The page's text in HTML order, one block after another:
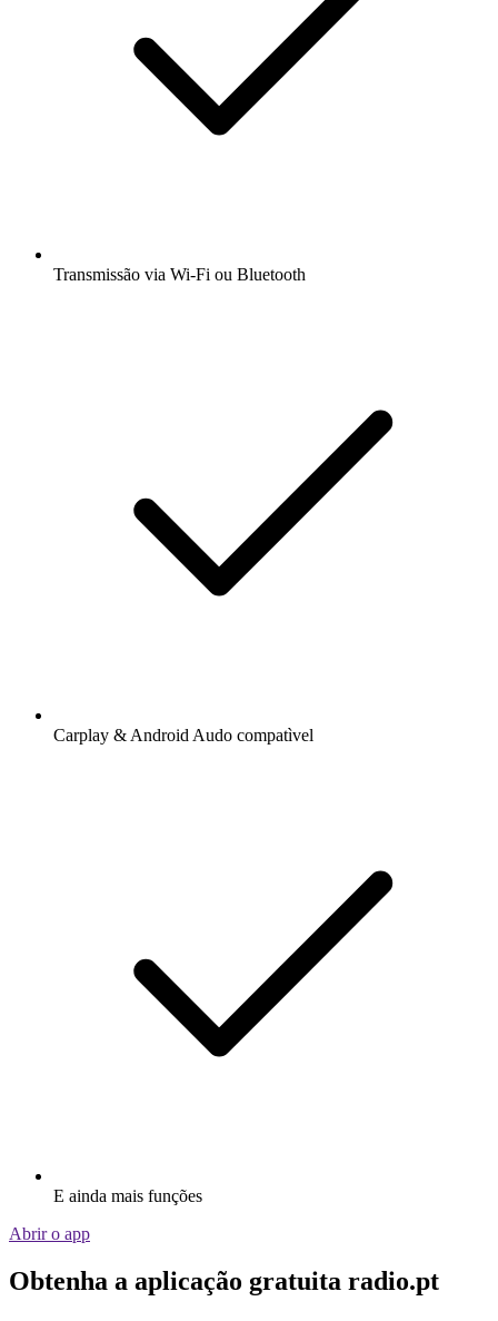
Transmissão via Wi-Fi ou Bluetooth
Carplay & Android Audo compatìvel
E ainda mais funções
Abrir o app
Obtenha a aplicação gratuita radio.pt